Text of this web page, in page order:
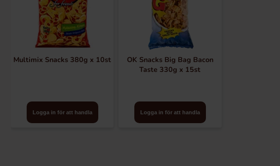
Multimix Snacks 380g x 10st
Logga in för att handla
OK Snacks Big Bag Bacon
Taste 330g x 15st
Logga in för att handla